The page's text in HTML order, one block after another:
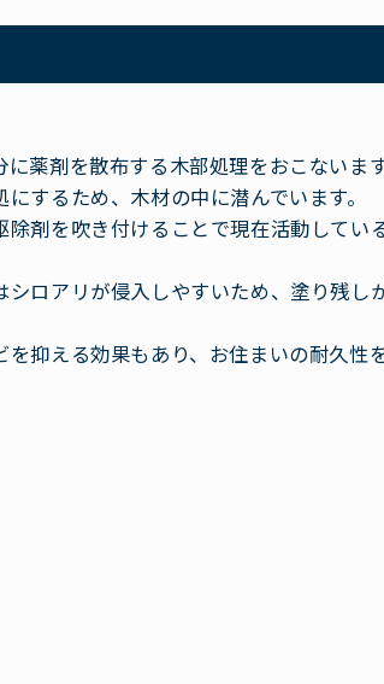
薬剤を散布する木部処理をおこないます
するため、木材の中に潜んでいます。
除剤を吹き付けることで現在活動してい
ロアリが侵入しやすいため、塗り残し
抑える効果もあり、お住まいの耐久性